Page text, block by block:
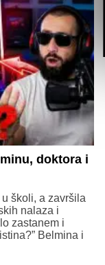
doktora i
školi, a završila
nalaza i
zastanem i
Belmina i